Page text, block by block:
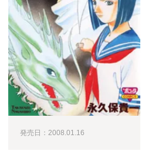
発売日：2008.01.16